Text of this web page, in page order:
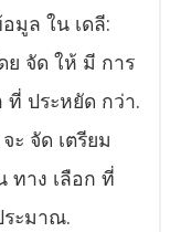
มูล ใน เดลี:
จัด ให้ มี การ
ที่ ประหยัด กว่า.
ะ จัด เตรียม
ทาง เลือก ที่
ระมาณ.